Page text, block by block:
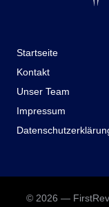
Startseite
Kontakt
Unser Team
Impressum
© 2026 —